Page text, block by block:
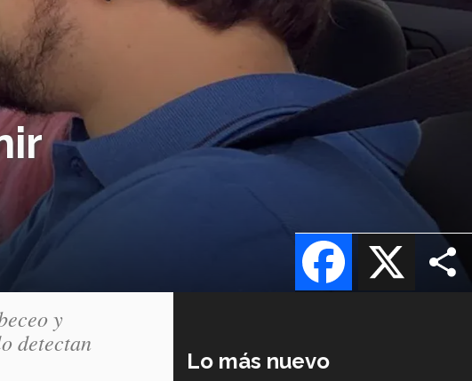
X
Facebook
y
detectan
Lo más nuevo